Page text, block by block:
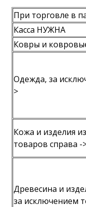
При торговле в
Касса НУЖНА
Ковры и
Одежда, за
>
Кожа и изделия
товаров справа -
Древесина и
за исключением